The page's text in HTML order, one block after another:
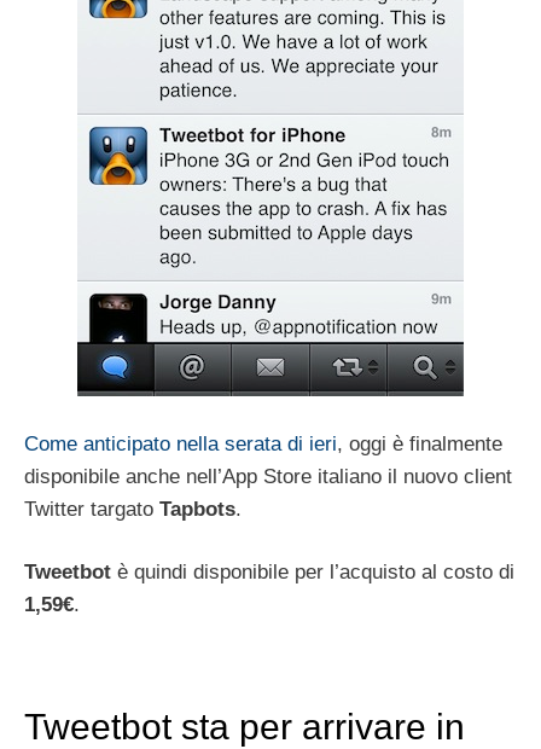
Come anticipato nella serata di ieri, oggi è finalmente
disponibile anche nell’App Store italiano il nuovo client
Twitter targato Tapbots.
Tweetbot è quindi disponibile per l’acquisto al costo di
1,59€.
Tweetbot sta per arrivare in